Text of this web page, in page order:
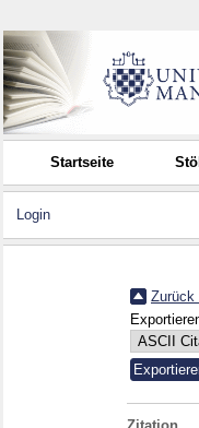
Startseite
Login
Zurück